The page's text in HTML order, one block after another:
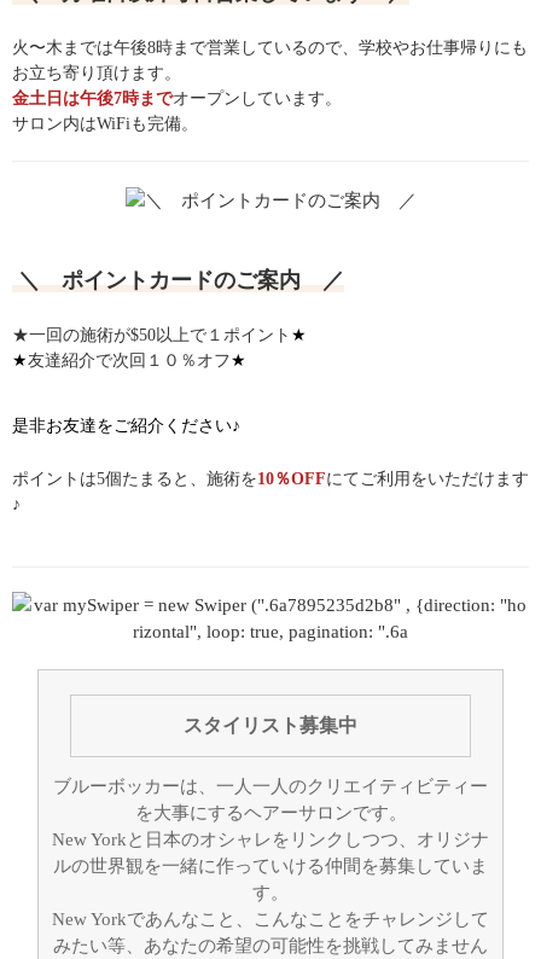
火〜木までは午後8時まで営業しているので、学校やお仕事帰りにも
お立ち寄り頂けます。
金土日は午後7時までオープンしています。
サロン内はWiFiも完備。
＼ ポイントカードのご案内 ／
★一回の施術が$50以上で１ポイント ★
★友達紹介で次回１０％オフ★
是非お友達をご紹介ください♪
ポイントは5個たまると、施術を10％OFFにてご利用をいただけます
♪
スタイリスト募集中
ブルーボッカーは、一人一人のクリエイティビティー
を大事にするヘアーサロンです。
New Yorkと日本のオシャレをリンクしつつ、オリジナ
ルの世界観を一緒に作っていける仲間を募集していま
す。
New Yorkであんなこと、こんなことをチャレンジして
みたい等、あなたの希望の可能性を挑戦してみません